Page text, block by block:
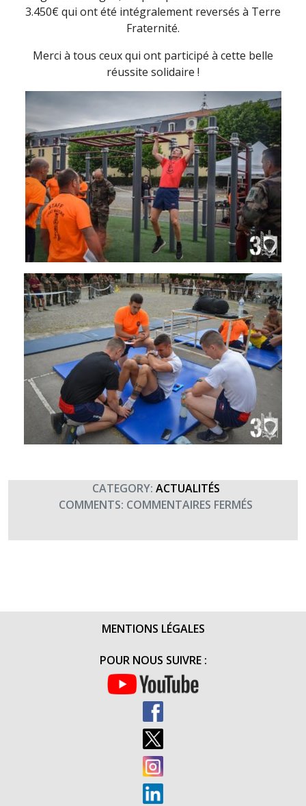
3.450€ qui ont été intégralement reversés à Terre
Fraternité.
Merci à tous ceux qui ont participé à cette belle
réussite solidaire !
CATEGORY: ACTUALITÉS
COMMENTS: COMMENTAIRES FERMÉS
–
MENTIONS LÉGALES
POUR NOUS SUIVRE :